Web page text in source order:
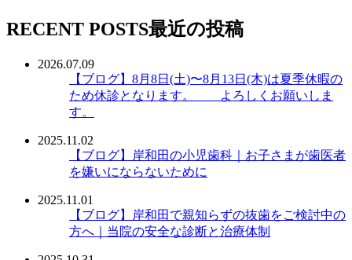
RECENT POSTS最近の投稿
2026.07.09
【ブログ】 8月8日(土)〜8月13日(木)は夏季休暇の
ため休診となります。 よろしくお願いしま
す。
2025.11.02
【ブログ】
岸和田の小児歯科｜お子さまが歯医者
を嫌いにならないために
2025.11.01
【ブログ】
岸和田で親知らずの抜歯をご検討中の
方へ｜当院の安全な診断と治療体制